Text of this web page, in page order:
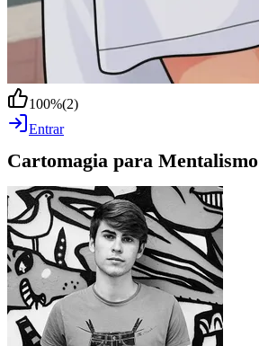
100%(2)
Entrar
Cartomagia para Mentalismo